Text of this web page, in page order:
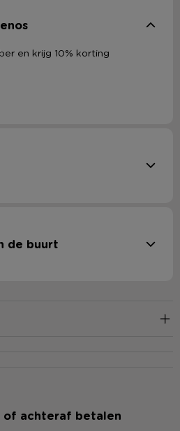
en krijg 10% korting
de buurt
achteraf betalen